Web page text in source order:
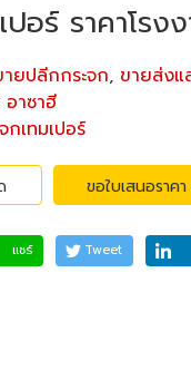
ปอร์ ราคาโรง
ายปลีกกระจก, ขายส่งแ
อาซาฮี
กเทมเปอร์
ขอใบเสนอราคา
แชร์ Tweet